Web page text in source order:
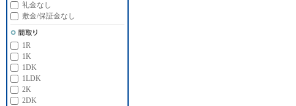
礼金なし
敷金/保証金なし
1R
1K
1DK
1LDK
2K
2DK